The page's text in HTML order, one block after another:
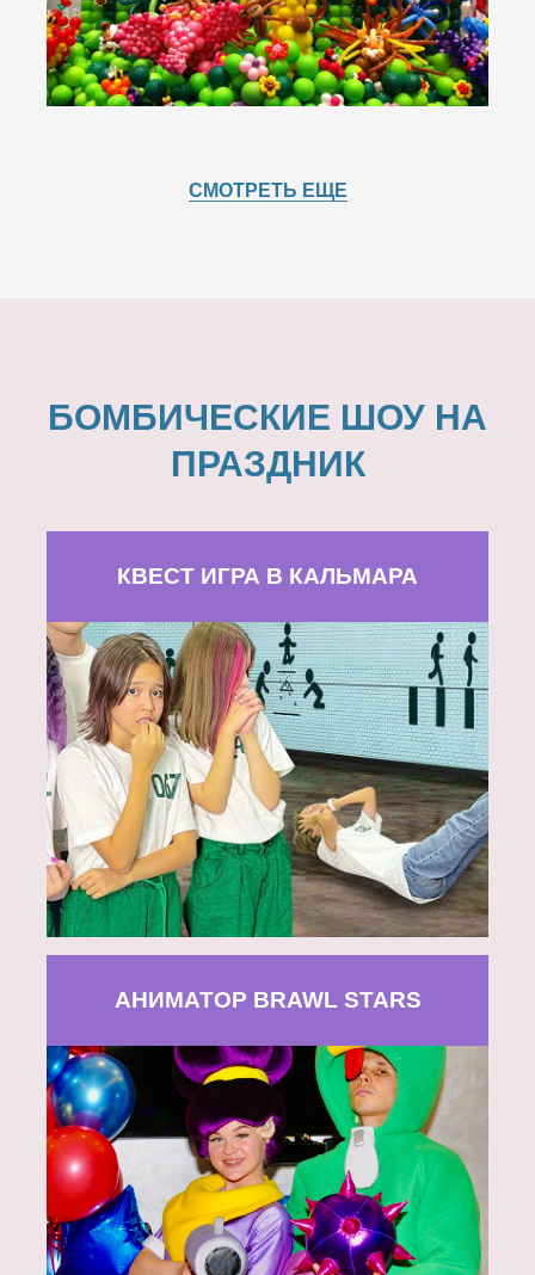
СМОТРЕТЬ ЕЩЕ
БОМБИЧЕСКИЕ ШОУ НА
ПРАЗДНИК
КВЕСТ ИГРА В КАЛЬМАРА
АНИМАТОР BRAWL STARS